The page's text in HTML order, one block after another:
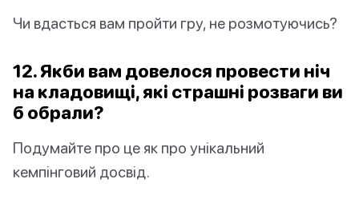
Чи вдасться вам пройти гру, не розмотуючись?
12. Якби вам довелося провести ніч
на кладовищі, які страшні розваги ви
б обрали?
Подумайте про це як про унікальний
кемпінговий досвід.